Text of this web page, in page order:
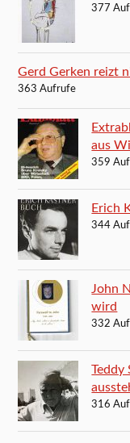
377
Gerd Gerken reizt
363 Aufrufe
aus
359
Erich
344
John
wird
332
Teddy
316